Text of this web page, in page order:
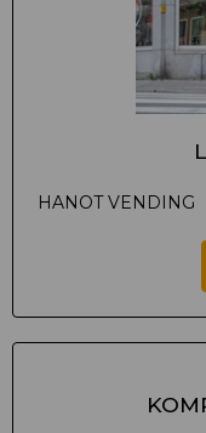
HANOT VENDING